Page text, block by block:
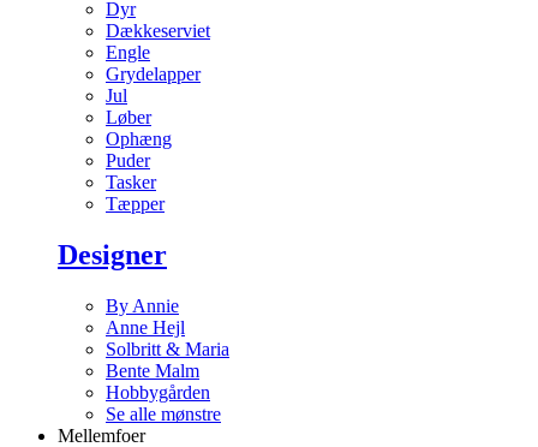
Dyr
Dækkeserviet
Engle
Grydelapper
Jul
Løber
Ophæng
Puder
Tasker
Tæpper
Designer
By Annie
Anne Hejl
Solbritt & Maria
Bente Malm
Hobbygården
Se alle mønstre
Mellemfoer